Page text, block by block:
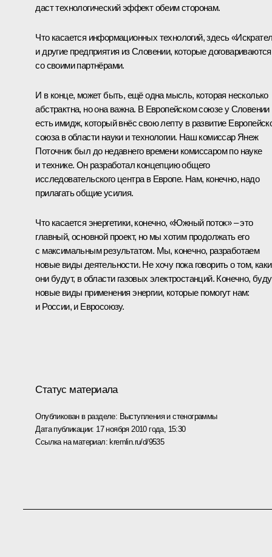
даст технологический эффект обеим сторонам.
Что касается информационных технологий, здесь
и другие предприятия из Словении, которые договариваются
со своими партнёрами.
И в конце, может быть, ещё одна мысль, которая несколько
абстрактна, но она важна. В Европейском союзе у Словении
есть имидж, который внёс свою лепту в развитие
союза в области науки и технологии. Наш комиссар Янеж
Поточник был до недавнего времени комиссаром по науке
и технике. Он разработал концепцию общего
исследовательского центра в Европе. Нам, конечно, надо
прилагать общие усилия.
Что касается энергетики, конечно, «Южный поток» – это
главный, основной проект, но мы хотим продолжать его
с максимальным результатом. Мы, конечно, разработаем
новые виды деятельности. Не хочу пока говорить о том,
они будут, в области газовых электростанций. Конечно,
новые виды применения энергии, которые помогут нам:
и России, и Евросоюзу.
Статус материала
Опубликован в разделе: Выступления и стенограммы
Дата публикации: 17 ноября 2010 года, 15:30
Ссылка на материал:kremlin.ru/d/9535